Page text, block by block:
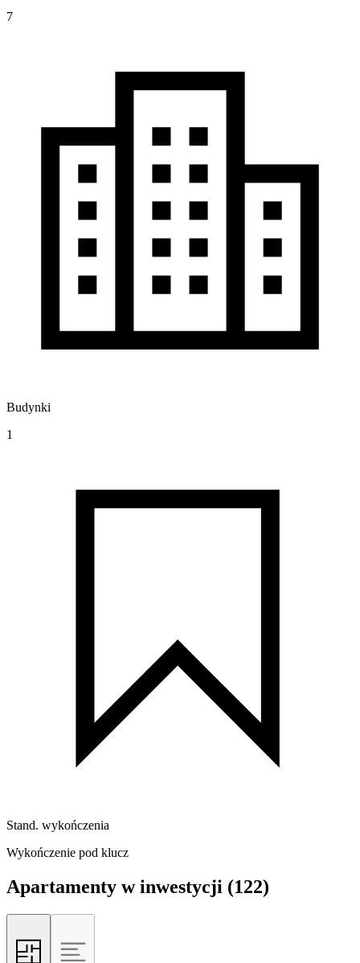
7
Budynki
1
Stand. wykończenia
Wykończenie pod klucz
Apartamenty w inwestycji (122)